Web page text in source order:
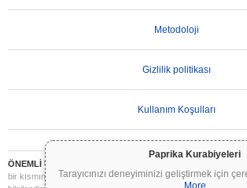
Paprika Kurabiyeleri
Tarayıcınızı deneyiminizi geliştirmek için
More
Metodoloji
Gizlilik politikası
Kullanım Koşulları
ÖNEMLİ UYARI:
bir kısmını veya tamamını kaybedebilirsiniz. Coinpaprika